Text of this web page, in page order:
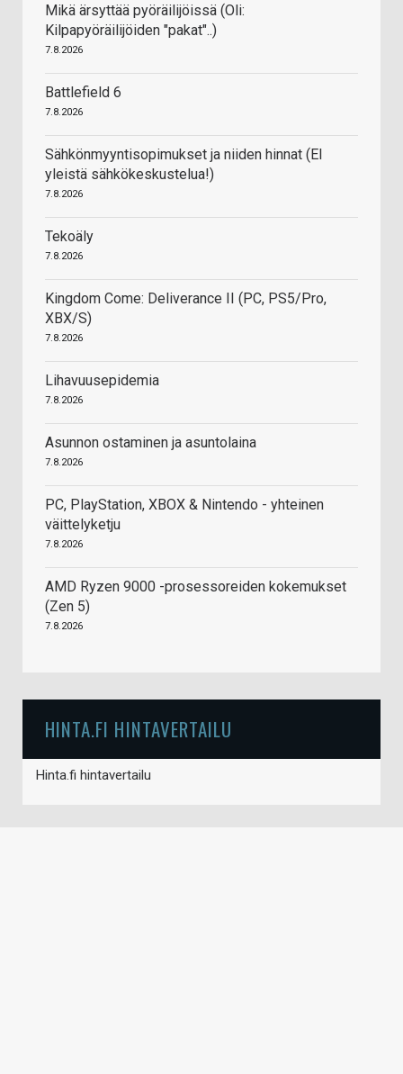
Mikä ärsyttää pyöräilijöissä (Oli:
Kilpapyöräilijöiden "pakat"..)
7.8.2026
Battlefield 6
7.8.2026
Sähkönmyyntisopimukset ja niiden hinnat (EI
yleistä sähkökeskustelua!)
7.8.2026
Tekoäly
7.8.2026
Kingdom Come: Deliverance II (PC, PS5/Pro,
XBX/S)
7.8.2026
Lihavuusepidemia
7.8.2026
Asunnon ostaminen ja asuntolaina
7.8.2026
PC, PlayStation, XBOX & Nintendo - yhteinen
väittelyketju
7.8.2026
AMD Ryzen 9000 -prosessoreiden kokemukset
(Zen 5)
7.8.2026
HINTA.FI HINTAVERTAILU
Hinta.fi hintavertailu